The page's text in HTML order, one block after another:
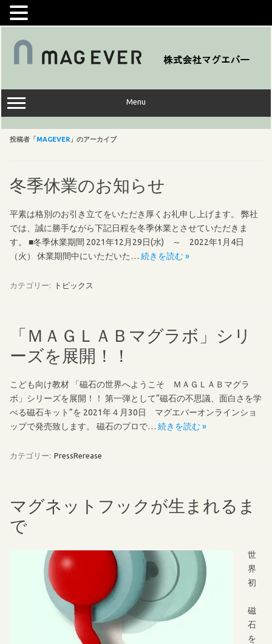
コ
キ
ッ
プ
Menu
投稿者「MAGEVER 」のアーカイブ
冬季休業のお知らせ
平素は格別のお引き立てをいただき厚くお礼申し上げます。 弊社
では、誠に勝手ながら下記日程を冬季休業とさせていただきま
す。 ■冬季休業期間 2021年12月29日(水) ～ 2022年1月4日
（火） 休業期間中にいただいた… 続きを読む »
カテゴリー: トピックス
「ＭＡＧＬＡＢマグラボ」シリ
ーズを展開！！
こども向け教材 「磁石の世界へようこそ ＭＡＧＬＡＢマグラ
ボ」シリーズを展開！！ 第一弾として“磁石の不思議、面白さを学
べる磁石キット”を 2021年４月30日 マグエバーオンラインショ
ップで発売致します。 磁石のプロで… 続きを読む »
カテゴリー: PressRerease
マグネットフックが生まれるま
で
世
界
初
磁
石
を